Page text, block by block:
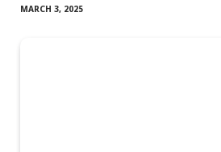
MARCH 3, 2025